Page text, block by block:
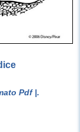
Pdf |.